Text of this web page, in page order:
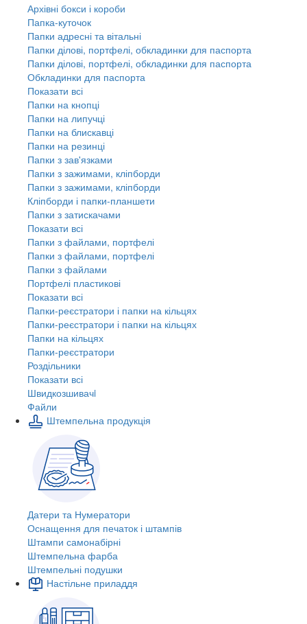
Архівні бокси і короби
Папка-куточок
Папки адресні та вітальні
Папки ділові, портфелі, обкладинки для паспорта
Папки ділові, портфелі, обкладинки для паспорта
Обкладинки для паспорта
Показати всі
Папки на кнопці
Папки на липучці
Папки на блискавці
Папки на резинці
Папки з зав'язками
Папки з зажимами, кліпборди
Папки з зажимами, кліпборди
Кліпборди і папки-планшети
Папки з затискачами
Показати всі
Папки з файлами, портфелі
Папки з файлами, портфелі
Папки з файлами
Портфелі пластикові
Показати всі
Папки-реєстратори і папки на кільцях
Папки-реєстратори і папки на кільцях
Папки на кільцях
Папки-реєстратори
Роздільники
Показати всі
Швидкозшивачi
Файли
Штемпельна продукція
Датери та Нумератори
Оснащення для печаток і штампів
Штампи самонабірні
Штемпельна фарба
Штемпельні подушки
Настільне приладдя